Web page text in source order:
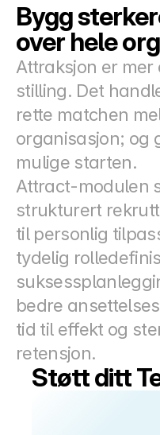
Join
Events
Experts
Select
Bygg
over hele
Attraksjon er
stilling. Det
rette matchen
organisasjon; og
mulige starten.
Attract-modulen
strukturert
til personlig
tydelig
bedre
tid til effekt og
retensjon.
Støtt ditt